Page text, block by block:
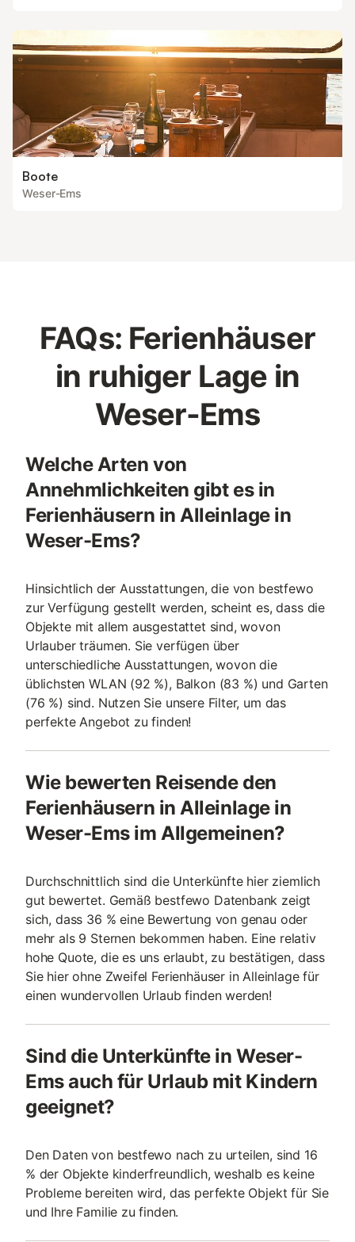
Boote
Weser-Ems
FAQs: Ferienhäuser
in ruhiger Lage in
Weser-Ems
Welche Arten von
Annehmlichkeiten gibt es in
Ferienhäusern in Alleinlage in
Weser-Ems?
Hinsichtlich der Ausstattungen, die von bestfewo
zur Verfügung gestellt werden, scheint es, dass die
Objekte mit allem ausgestattet sind, wovon
Urlauber träumen. Sie verfügen über
unterschiedliche Ausstattungen, wovon die
üblichsten WLAN (92 %), Balkon (83 %) und Garten
(76 %) sind. Nutzen Sie unsere Filter, um das
perfekte Angebot zu finden!
Wie bewerten Reisende den
Ferienhäusern in Alleinlage in
Weser-Ems im Allgemeinen?
Durchschnittlich sind die Unterkünfte hier ziemlich
gut bewertet. Gemäß bestfewo Datenbank zeigt
sich, dass 36 % eine Bewertung von genau oder
mehr als 9 Sternen bekommen haben. Eine relativ
hohe Quote, die es uns erlaubt, zu bestätigen, dass
Sie hier ohne Zweifel Ferienhäuser in Alleinlage für
einen wundervollen Urlaub finden werden!
Sind die Unterkünfte in Weser-
Ems auch für Urlaub mit Kindern
geeignet?
Den Daten von bestfewo nach zu urteilen, sind 16
% der Objekte kinderfreundlich, weshalb es keine
Probleme bereiten wird, das perfekte Objekt für Sie
und Ihre Familie zu finden.